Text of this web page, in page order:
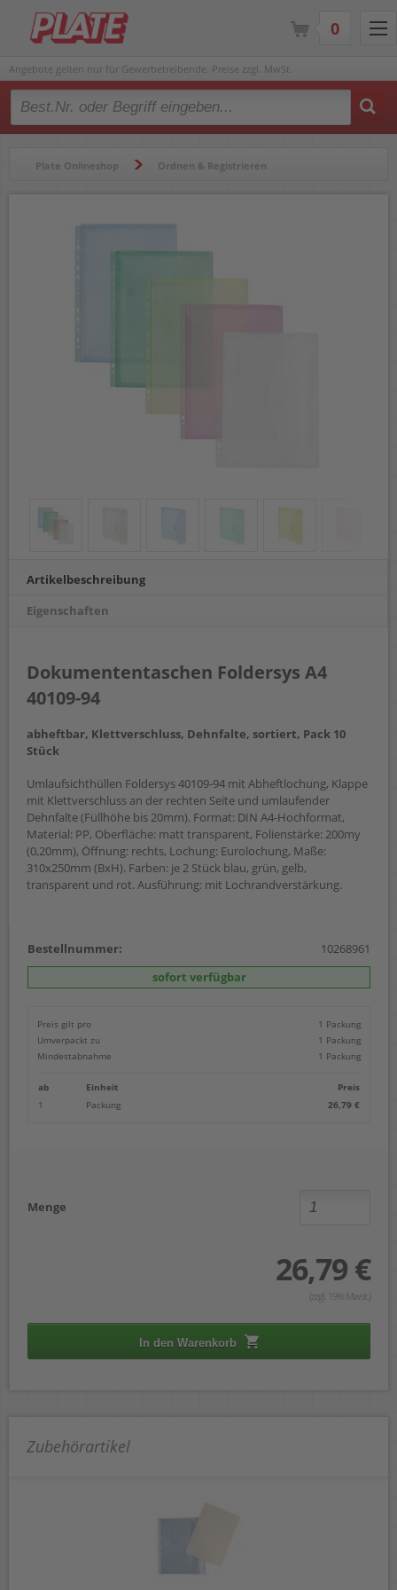
Angebote gelten nur für Gewerbetreibende. Preise zzgl. MwSt.
Type 2 or more characters for results.
Plate Onlineshop Ordnen & Registrieren
Artikelbeschreibung
Eigenschaften
Dokumententaschen Foldersys A4
40109-94
abheftbar, Klettverschluss, Dehnfalte, sortiert, Pack 10
Stück
Umlaufsichthüllen Foldersys 40109-94 mit Abheftlochung, Klappe
mit Klettverschluss an der rechten Seite und umlaufender
Dehnfalte (Füllhöhe bis 20mm). Format: DIN A4-Hochformat,
Material: PP, Oberfläche: matt transparent, Folienstärke: 200my
(0,20mm), Öffnung: rechts, Lochung: Eurolochung, Maße:
310x250mm (BxH). Farben: je 2 Stück blau, grün, gelb,
transparent und rot. Ausführung: mit Lochrandverstärkung.
Bestellnummer:
10268961
sofort verfügbar
Preis gilt pro
1 Packung
Umverpackt zu
1 Packung
Mindestabnahme
1 Packung
ab Einheit
Preis
1
Packung 26,79 €
Menge
26,79 €
(zzgl. 19% Mwst.)
In den Warenkorb
Zubehörartikel
0